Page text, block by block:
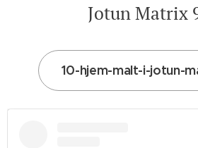
Jotun Matrix
10-hjem-malt-i-jotun-